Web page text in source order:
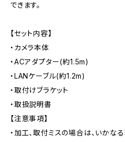
できます。
【セット内容】
・カメラ本体
・ACアダプター(約1.5m)
・LANケーブル(約1.2m)
・取付けブラケット
・取扱説明書
【注意事項】
・加工、取付ミスの場合は、いかな